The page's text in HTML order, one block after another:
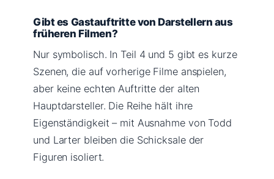
Gibt es Gastauftritte von Darstellern aus
früheren Filmen?
Nur symbolisch. In Teil 4 und 5 gibt es kurze
Szenen, die auf vorherige Filme anspielen,
aber keine echten Auftritte der alten
Hauptdarsteller. Die Reihe hält ihre
Eigenständigkeit – mit Ausnahme von Todd
und Larter bleiben die Schicksale der
Figuren isoliert.